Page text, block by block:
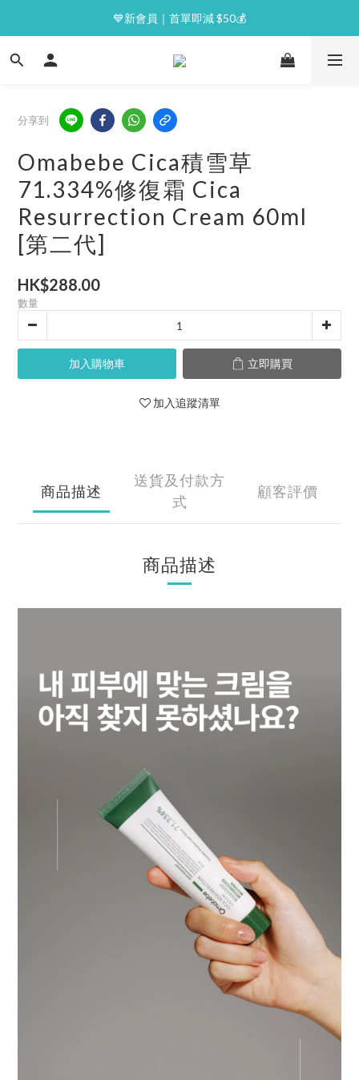
⭐逢星期一malluxe day｜7%購物金回贈
💙新會員｜首單即減 $50💰
⭐逢星期一malluxe day｜7%購物金回贈
分享到
Omabebe Cica積雪草
71.334%修復霜 Cica
Resurrection Cream 60ml
[第二代]
HK$288.00
數量
加入購物車 立即購買
加入追蹤清單
商品描述
送貨及付款方
式
顧客評價
商品描述